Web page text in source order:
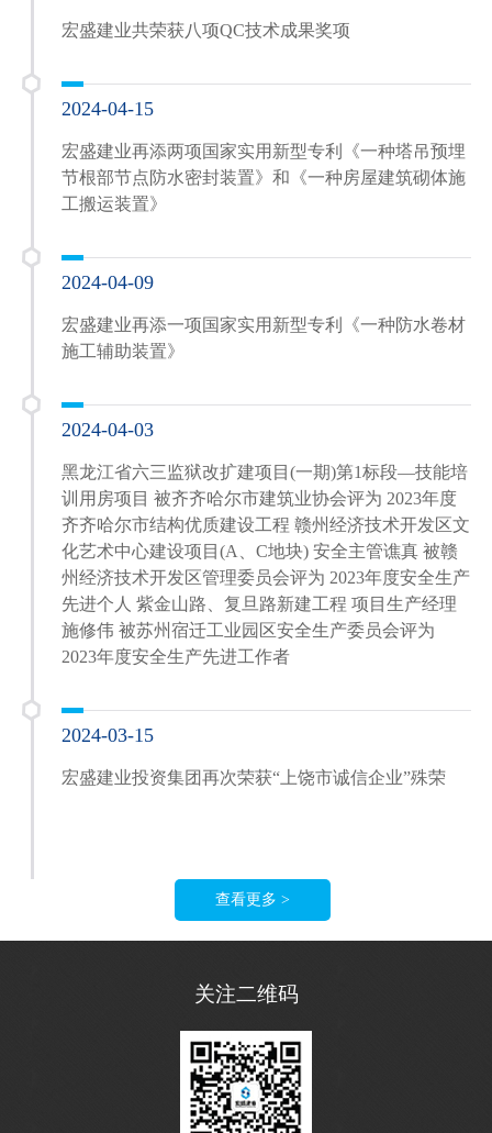
宏盛建业共荣获八项QC技术成果奖项
2024-04-15
宏盛建业再添两项国家实用新型专利《一种塔吊预埋
节根部节点防水密封装置》和《一种房屋建筑砌体施
工搬运装置》
2024-04-09
宏盛建业再添一项国家实用新型专利《一种防水卷材
施工辅助装置》
2024-04-03
黑龙江省六三监狱改扩建项目(一期)第1标段—技能培
训用房项目 被齐齐哈尔市建筑业协会评为 2023年度
齐齐哈尔市结构优质建设工程 赣州经济技术开发区文
化艺术中心建设项目(A、C地块) 安全主管谯真 被赣
州经济技术开发区管理委员会评为 2023年度安全生产
先进个人 紫金山路、复旦路新建工程 项目生产经理
施修伟 被苏州宿迁工业园区安全生产委员会评为
2023年度安全生产先进工作者
2024-03-15
宏盛建业投资集团再次荣获“上饶市诚信企业”殊荣
查看更多 >
关注二维码